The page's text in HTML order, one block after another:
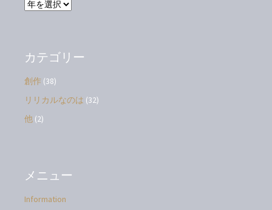
ア
ブ
カテゴリー
創作 (38)
リリカルなのは (32)
他 (2)
メニュー
Information